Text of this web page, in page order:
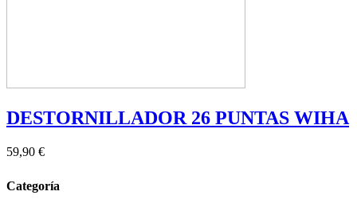
DESTORNILLADOR 26 PUNTAS WIHA
59,90 €
Categoría